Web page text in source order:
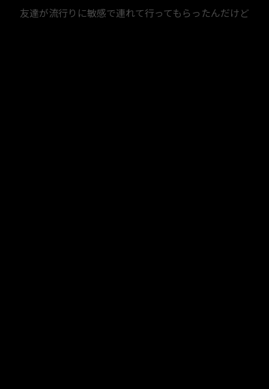
友達が流行りに敏感で連れて行ってもらったんだけど